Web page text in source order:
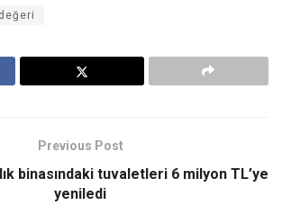
Previous Post
binasındaki tuvaletleri 6 milyon TL’ye
yeniledi